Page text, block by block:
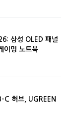
삼성 OLED 패널
이밍 노트북
C 허브, UGREEN